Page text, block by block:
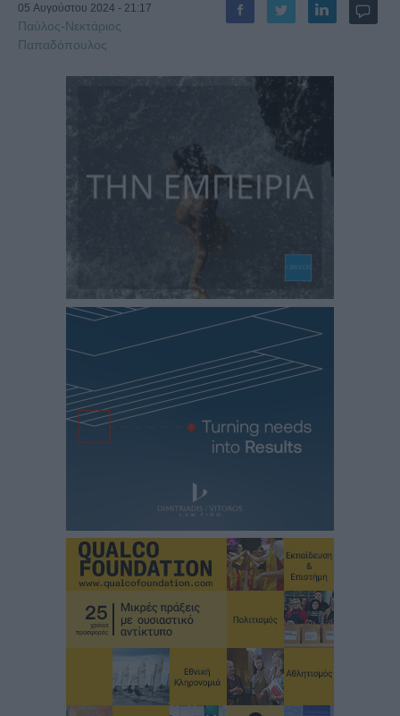
05 Αυγούστου 2024 - 21:17
Παύλος-Νεκτάριος
Παπαδόπουλος